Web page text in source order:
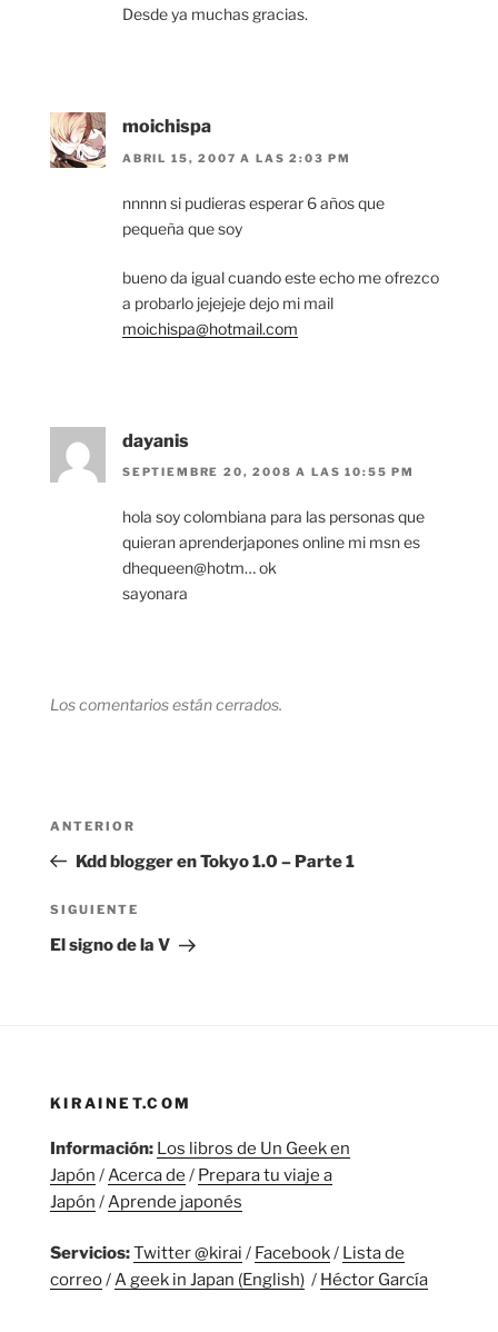
Desde ya muchas gracias.
moichispa
ABRIL 15, 2007 A LAS 2:03 PM
nnnnn si pudieras esperar 6 años que
pequeña que soy
bueno da igual cuando este echo me ofrezco
a probarlo jejejeje dejo mi mail
moichispa@hotmail.com
dayanis
SEPTIEMBRE 20, 2008 A LAS 10:55 PM
hola soy colombiana para las personas que
quieran aprenderjapones online mi msn es
dhequeen@hotm… ok
sayonara
Los comentarios están cerrados.
entradas
Entrada
anterior:
ANTERIOR
Kdd blogger en Tokyo 1.0 – Parte 1
Siguiente
entrada
SIGUIENTE
El signo de la V
KIRAINET.COM
Información: Los libros de Un Geek en
Japón /Acerca de / Prepara tu viaje a
Japón /Aprende japonés
Servicios:Twitter @kirai / Facebook/ Lista de
correo/A geek in Japan (English) / Héctor García